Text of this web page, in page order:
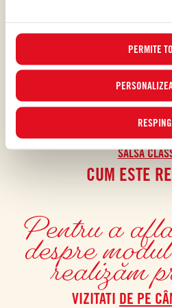
PERMITE
SOS DE
SALSA
CUM ESTE
Pentru a
despre
realizăm
VIZITATI DE PE